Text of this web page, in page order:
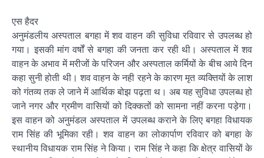
एस हैदर
अनुमंडलीय अस्पताल बगहा में शव वाहन की सुविधा रविवार से उपलब्ध हो
गया। इसकी मांग वर्षों से बगहा की जनता कर रही थी। अस्पताल में शव
वाहन के अभाव में मरीजों के परिजन और अस्पताल कर्मियों के बीच आये दिन
कहा सुनी होती थी। शव वाहन के नही रहने के कारण मृत व्यक्तियों के लाश
को गंतव्य तक ले जाने में आर्थिक बोझ पढ़ता थ। अब यह सुविधा उपलब्ध हो
जाने नगर और ग्रमीण वासियों को दिक्कतों को सामना नहीं करना पड़ेगा।
इस वाहन को अनुमंडल अस्पताल में उपलब्ध कराने के लिए बगहा विधायक
राम सिंह की भूमिका रही। शव वाहन का लोकार्पाण रविवार को बगहा के
स्थानीय विधायक राम सिंह ने किया। राम सिंह ने कहा कि क्षेत्र वासियों के